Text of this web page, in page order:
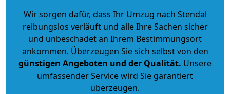
Wir sorgen dafür, dass Ihr Umzug nach Stendal
reibungslos verläuft und alle Ihre Sachen sicher
und unbeschadet an Ihrem Bestimmungsort
ankommen. Überzeugen Sie sich selbst von den
günstigen Angeboten und der Qualität. Unsere
umfassender Service wird Sie garantiert
überzeugen.